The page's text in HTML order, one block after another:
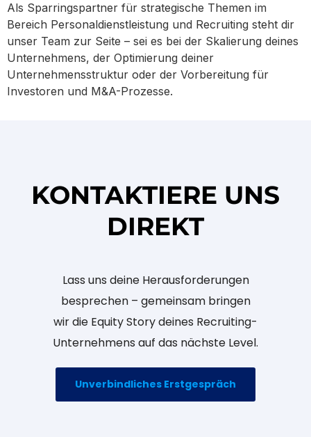
Als Sparringspartner für strategische Themen im
Bereich Personaldienstleistung und Recruiting steht dir
unser Team zur Seite – sei es bei der Skalierung deines
Unternehmens, der Optimierung deiner
Unternehmensstruktur oder der Vorbereitung für
Investoren und M&A-Prozesse.
KONTAKTIERE UNS
DIREKT
Lass uns deine Herausforderungen
besprechen – gemeinsam bringen
wir die Equity Story deines Recruiting-
Unternehmens auf das nächste Level.
Unverbindliches Erstgespräch